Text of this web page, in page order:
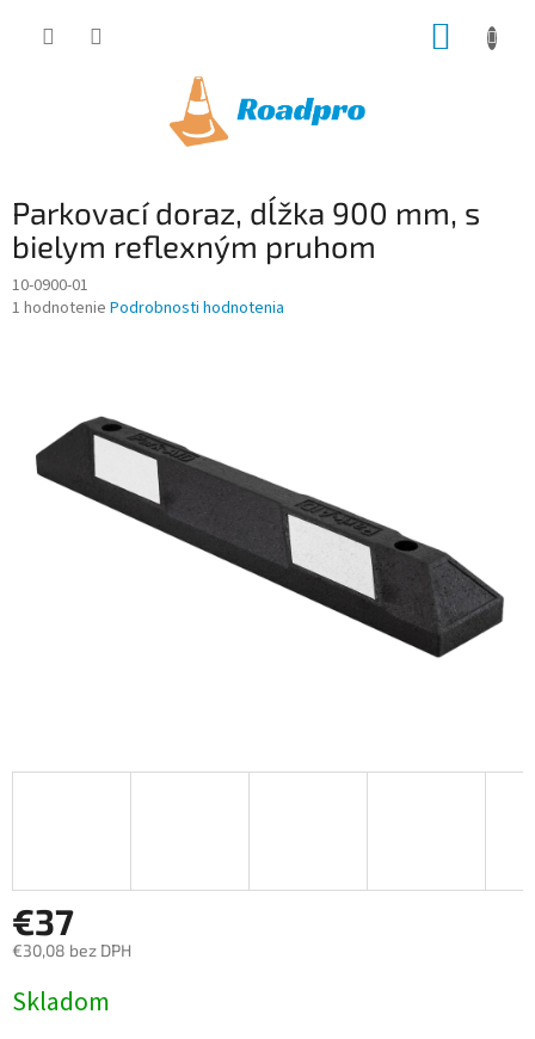
Parkovací doraz, dĺžka 900 mm, s
bielym reflexným pruhom
10-0900-01
Priemerné
hviezdičiek.
1 hodnotenie Podrobnosti hodnotenia
€37
€30,08 bez DPH
cena:
Skladom